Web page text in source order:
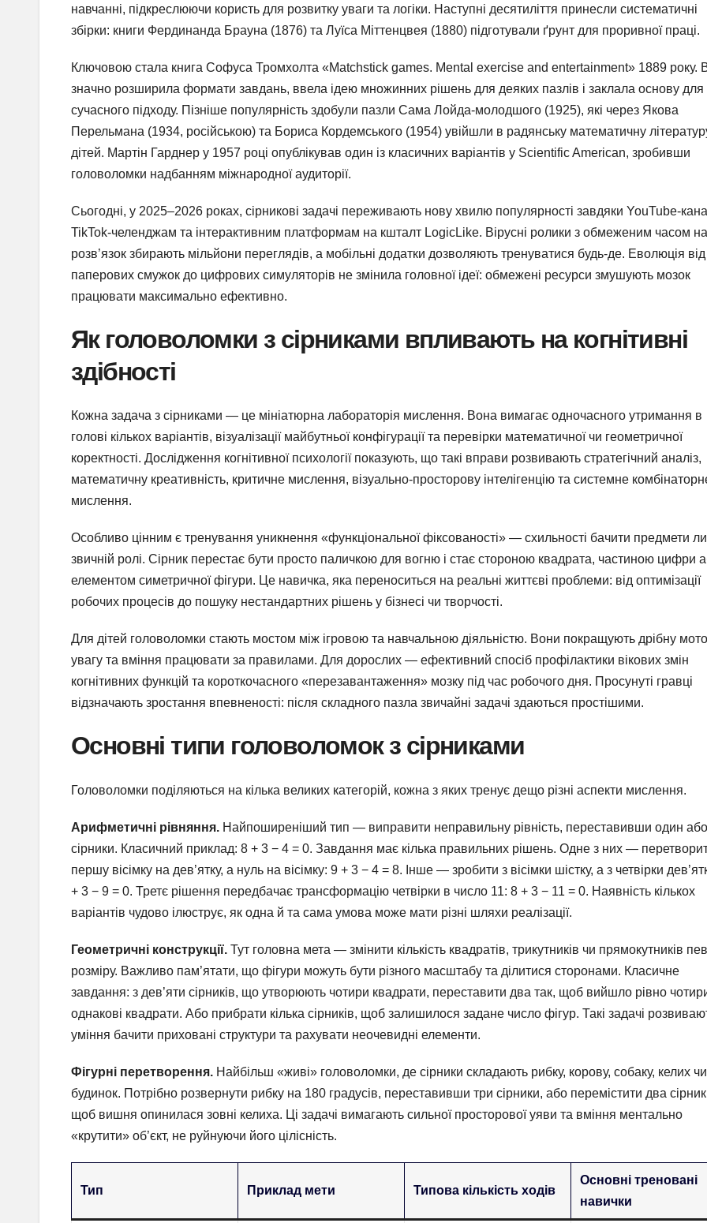
навчанні, підкреслюючи користь для розвитку уваги та логіки. Наступні десятиліття принесли систематичні
збірки: книги Фердинанда Брауна (1876) та Луїса Міттенцвея (1880) підготували ґрунт для проривної праці.
Ключовою стала книга Софуса Тромхолта «Matchstick games. Mental exercise and entertainment» 1889 року.
значно розширила формати завдань, ввела ідею множинних рішень для деяких пазлів і заклала основу для
сучасного підходу. Пізніше популярність здобули пазли Сама Лойда-молодшого (1925), які через Якова
Перельмана (1934, російською) та Бориса Кордемського (1954) увійшли в радянську математичну
дітей. Мартін Гарднер у 1957 році опублікував один із класичних варіантів у Scientific American, зробивши
головоломки надбанням міжнародної аудиторії.
Сьогодні, у 2025–2026 роках, сірникові задачі переживають нову хвилю популярності завдяки YouTube-
TikTok-челенджам та інтерактивним платформам на кшталт LogicLike. Вірусні ролики з обмеженим часом на
розв’язок збирають мільйони переглядів, а мобільні додатки дозволяють тренуватися будь-де. Еволюція від
паперових смужок до цифрових симуляторів не змінила головної ідеї: обмежені ресурси змушують мозок
працювати максимально ефективно.
Як головоломки з сірниками впливають на когнітивні
здібності
Кожна задача з сірниками — це мініатюрна лабораторія мислення. Вона вимагає одночасного утримання в
голові кількох варіантів, візуалізації майбутньої конфігурації та перевірки математичної чи геометричної
коректності. Дослідження когнітивної психології показують, що такі вправи розвивають стратегічний аналіз,
математичну креативність, критичне мислення, візуально-просторову інтелігенцію та системне
мислення.
Особливо цінним є тренування уникнення «функціональної фіксованості» — схильності бачити предмети
звичній ролі. Сірник перестає бути просто паличкою для вогню і стає стороною квадрата, частиною цифри
елементом симетричної фігури. Це навичка, яка переноситься на реальні життєві проблеми: від оптимізації
робочих процесів до пошуку нестандартних рішень у бізнесі чи творчості.
Для дітей головоломки стають мостом між ігровою та навчальною діяльністю. Вони покращують дрібну
увагу та вміння працювати за правилами. Для дорослих — ефективний спосіб профілактики вікових змін
когнітивних функцій та короткочасного «перезавантаження» мозку під час робочого дня. Просунуті гравці
відзначають зростання впевненості: після складного пазла звичайні задачі здаються простішими.
Основні типи головоломок з сірниками
Головоломки поділяються на кілька великих категорій, кожна з яких тренує дещо різні аспекти мислення.
Арифметичні рівняння. Найпоширеніший тип — виправити неправильну рівність, переставивши один
сірники. Класичний приклад: 8 + 3 − 4 = 0. Завдання має кілька правильних рішень. Одне з них —
першу вісімку на дев’ятку, а нуль на вісімку: 9 + 3 − 4 = 8. Інше — зробити з вісімки шістку, а з четвірки
+ 3 − 9 = 0. Третє рішення передбачає трансформацію четвірки в число 11: 8 + 3 − 11 = 0. Наявність кількох
варіантів чудово ілюструє, як одна й та сама умова може мати різні шляхи реалізації.
Геометричні конструкції. Тут головна мета — змінити кількість квадратів, трикутників чи прямокутників
розміру. Важливо пам’ятати, що фігури можуть бути різного масштабу та ділитися сторонами. Класичне
завдання: з дев’яти сірників, що утворюють чотири квадрати, переставити два так, щоб вийшло рівно
однакові квадрати. Або прибрати кілька сірників, щоб залишилося задане число фігур. Такі задачі
уміння бачити приховані структури та рахувати неочевидні елементи.
Фігурні перетворення. Найбільш «живі» головоломки, де сірники складають рибку, корову, собаку, келих чи
будинок. Потрібно розвернути рибку на 180 градусів, переставивши три сірники, або перемістити два
щоб вишня опинилася зовні келиха. Ці задачі вимагають сильної просторової уяви та вміння ментально
«крутити» об’єкт, не руйнуючи його цілісність.
Тип Приклад мети Типова кількість ходів
Основні треновані
навички